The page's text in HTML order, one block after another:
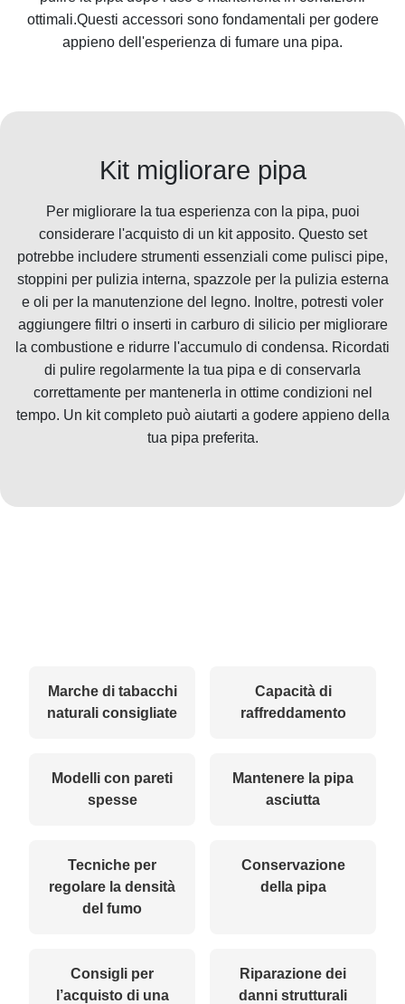
ottimali.Questi accessori sono fondamentali per godere
appieno dell'esperienza di fumare una pipa.
Kit migliorare pipa
Per migliorare la tua esperienza con la pipa, puoi
considerare l'acquisto di un kit apposito. Questo set
potrebbe includere strumenti essenziali come pulisci pipe,
stoppini per pulizia interna, spazzole per la pulizia esterna
e oli per la manutenzione del legno. Inoltre, potresti voler
aggiungere filtri o inserti in carburo di silicio per migliorare
la combustione e ridurre l'accumulo di condensa. Ricordati
di pulire regolarmente la tua pipa e di conservarla
correttamente per mantenerla in ottime condizioni nel
tempo. Un kit completo può aiutarti a godere appieno della
tua pipa preferita.
Marche di tabacchi
naturali consigliate
Capacità di
raffreddamento
Modelli con pareti
spesse
Mantenere la pipa
asciutta
Tecniche per
regolare la densità
del fumo
Conservazione
della pipa
Consigli per
l’acquisto di una
Riparazione dei
danni strutturali